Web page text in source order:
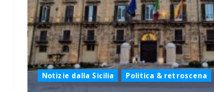
Notizie dalla Sicilia Politica & retroscena